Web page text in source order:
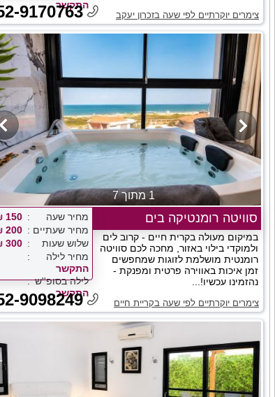
צימרים יוקרתיים לפי שעה בזכרון יעקב
התקשר
9170763
1 מתוך 7
סוויטה רומנטיקה בים
במיקום מעולה בקרית חיים - קרוב לים
ולמוקדי בילוי באזור, מחכה לכם סוויטה
רומנטית מושלמת לזוגות שמחפשים
זמן איכות באווירה פרטית ומפנקת -
נהזמינו עכשיו!...
צימרים יוקרתיים לפי שעה בקריית חיים
מחיר שעה
150 ₪
מחיר שעתיים
200 ₪
שלוש שעות
300 ₪
מחיר לילה
התקשר
לילה בסופ''ש
התקשר
9098249